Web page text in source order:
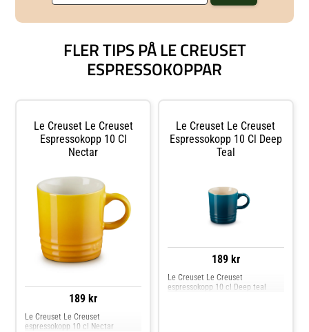
FLER TIPS PÅ LE CREUSET
ESPRESSOKOPPAR
Le Creuset Le Creuset
Espressokopp 10 Cl
Nectar
189 kr
Le Creuset Le Creuset
espressokopp 10 cl Nectar
Le Creuset Le Creuset
Espressokopp 10 Cl Deep
Teal
189 kr
Le Creuset Le Creuset
espressokopp 10 cl Deep teal